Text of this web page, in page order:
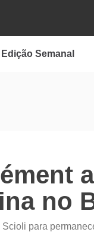
Edição Semanal
a
no
para